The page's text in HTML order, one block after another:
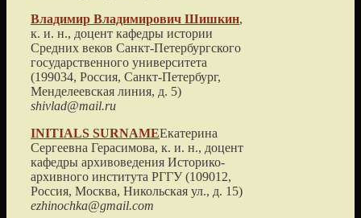
Владимир Владимирович Шишкин,
к. и. н., доцент кафедры истории
Средних веков Санкт-Петербургского
государственного университета
(199034, Россия, Санкт-Петербург,
Менделеевская линия, д. 5)
shivlad@mail.ru
INITIALS SURNAMEЕкатерина
Сергеевна Герасимова, к. и. н., доцент
кафедры архивоведения Историко-
архивного института РГГУ(109012,
Россия, Москва, Никольская ул., д. 15)
ezhinochka@gmail.com